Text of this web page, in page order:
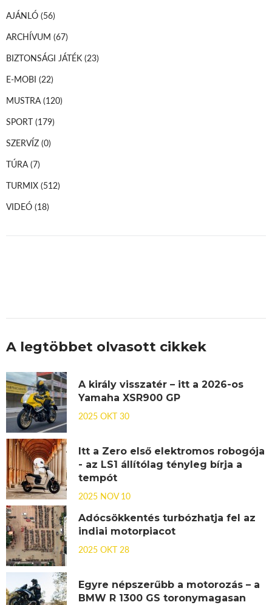
AJÁNLÓ (56)
ARCHÍVUM (67)
BIZTONSÁGI JÁTÉK (23)
E-MOBI (22)
MUSTRA(120)
SPORT (179)
SZERVÍZ (0)
TÚRA(7)
TURMIX (512)
VIDEÓ (18)
A legtöbbet olvasott cikkek
A király visszatér – itt a 2026-os
Yamaha XSR900 GP
2025 OKT 30
Itt a Zero első elektromos robogója
- az LS1 állítólag tényleg bírja a
tempót
2025 NOV 10
Adócsökkentés turbózhatja fel az
indiai motorpiacot
2025 OKT 28
Egyre népszerűbb a motorozás – a
BMW R 1300 GS toronymagasan